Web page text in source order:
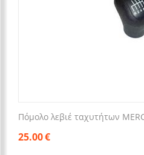
Πόμολο λεβιέ ταχυτήτων
25.00€